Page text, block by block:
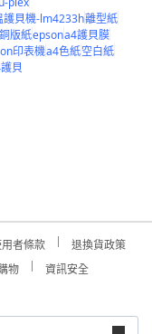
護貝機-lm4233h離型紙
銅版紙epsona4護貝膜
印表機a4色紙空白紙
貝
者條款
退換貨政策
物
資訊安全